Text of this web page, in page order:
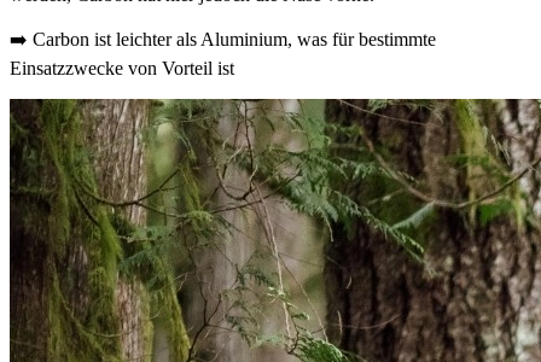
➡️ Carbon ist leichter als Aluminium, was für bestimmte
Einsatzzwecke von Vorteil ist